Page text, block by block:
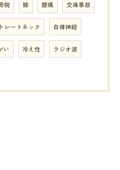
院 膝 腰痛 交通事故
レートネック 自律神経
い 冷え性 ラジオ波